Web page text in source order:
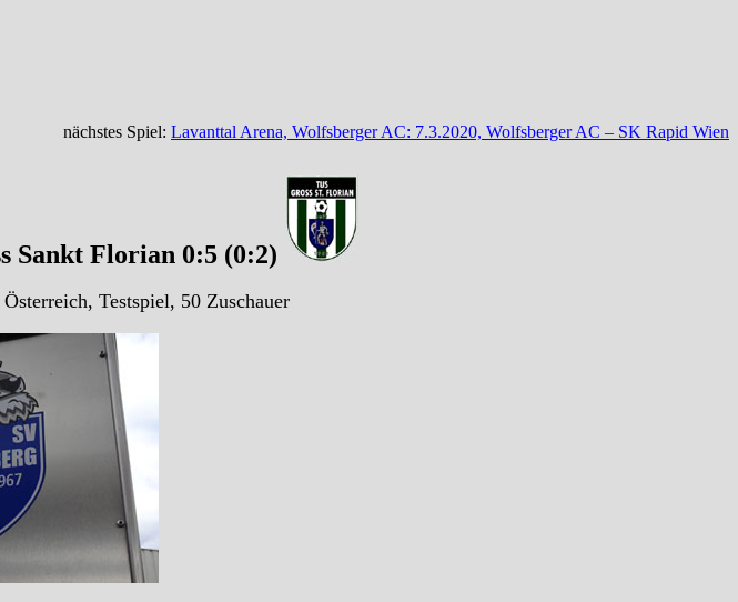
nächstes Spiel: Lavanttal Arena, Wolfsberger AC: 7.3.2020, Wolfsberger AC – SK Rapid Wien
Sankt Florian 0:5 (0:2)
Testspiel, 50 Zuschauer